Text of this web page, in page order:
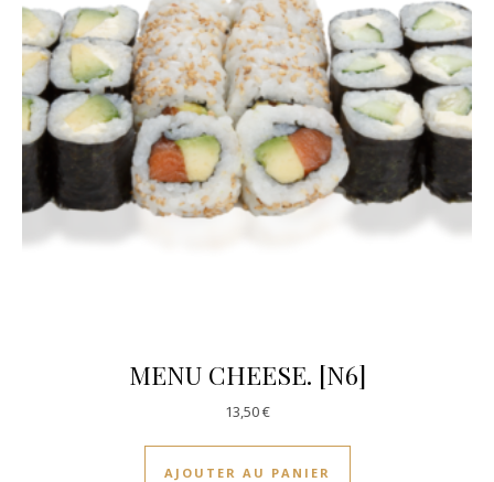
MENU CHEESE. [N6]
13,50€
AJOUTER AU PANIER